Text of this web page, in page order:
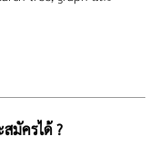
มัครได้ ?